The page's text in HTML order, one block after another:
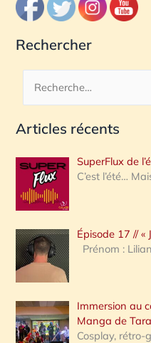
Rechercher
c
e
r
c
h
e
:
Articles récents
SuperFlux de
C’est l’été…
Épisode 17 // «
Prénom :
Immersion au
Manga de
Cosplay, rétro-